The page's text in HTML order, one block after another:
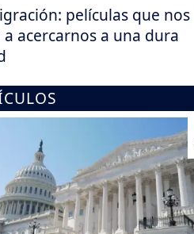
películas que nos
acercarnos a una dura